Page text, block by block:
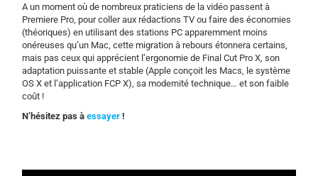
A un moment où de nombreux praticiens de la vidéo passent à
Premiere Pro, pour coller aux rédactions TV ou faire des économies
(théoriques) en utilisant des stations PC apparemment moins
onéreuses qu’un Mac, cette migration à rebours étonnera certains,
mais pas ceux qui apprécient l’ergonomie de Final Cut Pro X, son
adaptation puissante et stable (Apple conçoit les Macs, le système
OS X et l’application FCP X), sa modernité technique… et son faible
coût !
N’hésitez pas àessayer !